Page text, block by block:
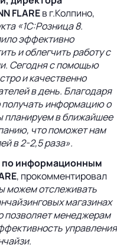
FLAREв г.Колпино,
«1С:Розница 8.
эффективно
и облегчить работу с
Сегодня с помощью
и качественно
в день. Благодаря
получать информацию о
планируем в ближайшее
что поможет нам
в 2-2,5 раза».
по информационным
, прокомментировал
можем отслеживать
магазинах
позволяет менеджерам
управления